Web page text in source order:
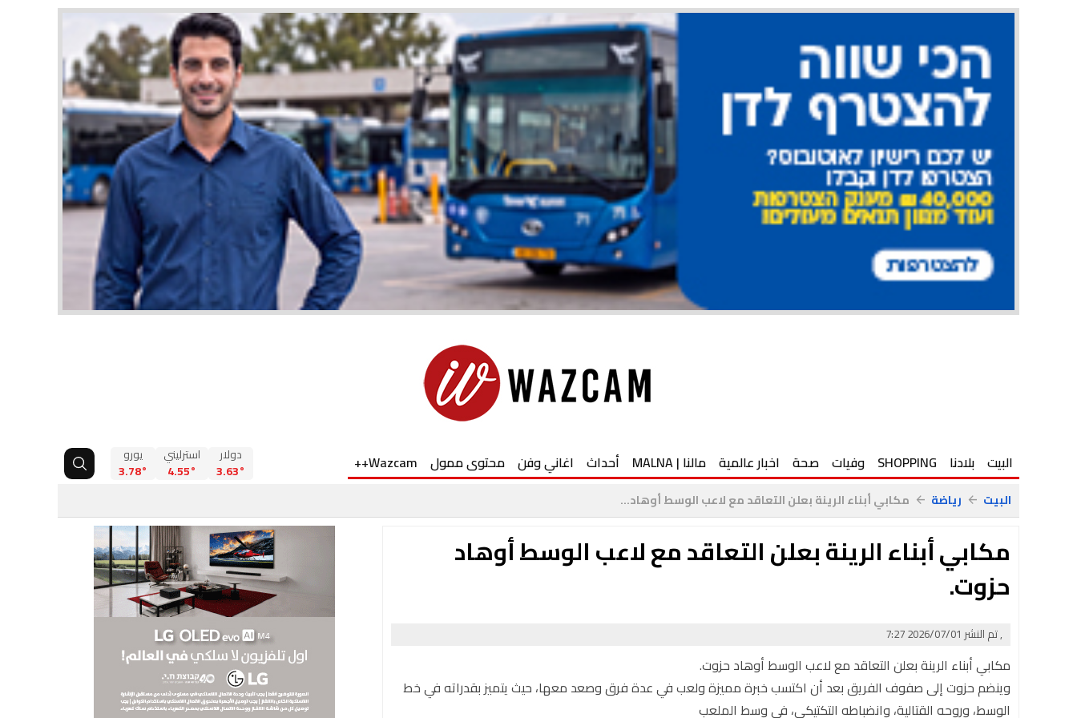
البيت بلادنا SHOPPING وفيات صحة اخبار عالمية مالنا | MALNA أحداث اغاني وفن محتوى ممول Wazcam++ دولار
3.63°
استرليني
4.55°
يورو
3.78°
البيت arrow_back رياضة arrow_back مكابي أبناء الرينة بعلن التعاقد مع لاعب الوسط أوهاد...
مكابي أبناء الرينة بعلن التعاقد مع لاعب الوسط أوهاد
حزوت.
, تم النشر 2026/07/01 7:27
مكابي أبناء الرينة بعلن التعاقد مع لاعب الوسط أوهاد حزوت.
وينضم حزوت إلى صفوف الفريق بعد أن اكتسب خبرة مميزة ولعب في عدة فرق وصعد معها، حيث يتميز بقدراته في خط
الوسط، وروحه القتالية، وانضباطه التكتيكي، في وسط الملعب